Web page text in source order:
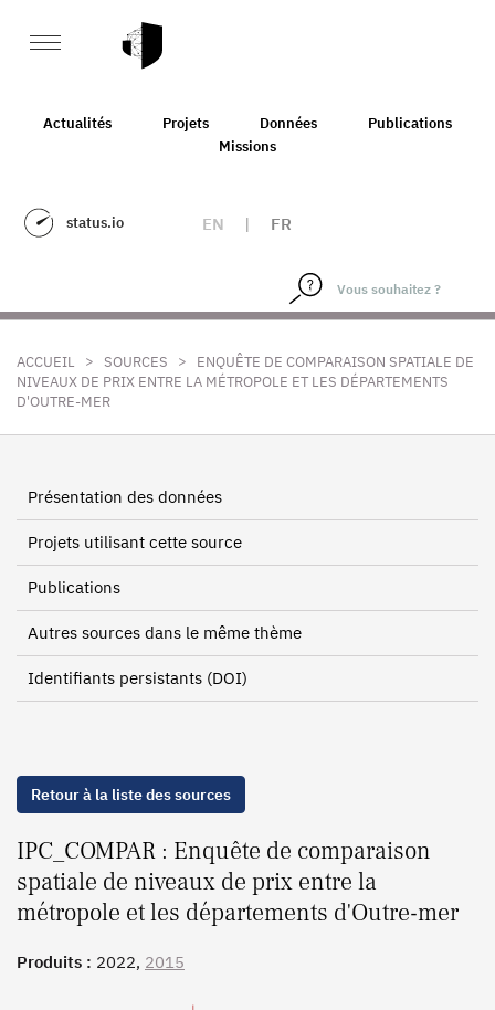
Actualités Projets Données
Publications
Missions
status.io EN | FR
ACCUEIL > SOURCES >
ENQUÊTE DE COMPARAISON SPATIALE DE
NIVEAUX DE PRIX ENTRE LA MÉTROPOLE ET LES DÉPARTEMENTS
D'OUTRE-MER
Présentation des données
Projets utilisant cette source
Publications
Autres sources dans le même thème
Identifiants persistants (DOI)
Retour à la liste des sources
IPC_COMPAR : Enquête de comparaison
spatiale de niveaux de prix entre la
métropole et les départements d'Outre-mer
Produits : 2022, 2015